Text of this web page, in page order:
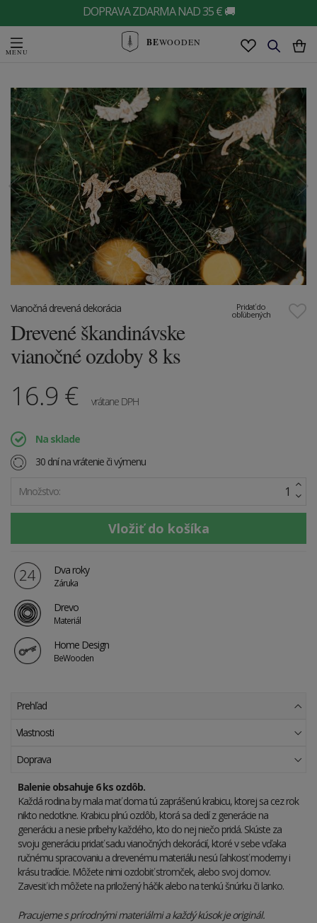
DOPRAVA ZDARMA NAD 35 € 🚚
BEWOODEN
Pridať do
obľúbených
Vianočná drevená dekorácia
Drevené škandinávske
vianočné ozdoby 8 ks
16.9 € vrátane DPH
Na sklade
30 dní na vrátenie či výmenu
Množstvo:
Dva roky
Záruka
Drevo
Materiál
Home Design
BeWooden
Prehľad
Vlastnosti
Doprava
Balenie obsahuje 6 ks ozdôb.
Každá rodina by mala mať doma tú zaprášenú krabicu, ktorej sa cez rok
nikto nedotkne. Krabicu plnú ozdôb, ktorá sa dedí z generácie na
generáciu a nesie príbehy každého, kto do nej niečo pridá. Skúste za
svoju generáciu pridať sadu vianočných dekorácií, ktoré v sebe vďaka
ručnému spracovaniu a drevenému materiálu nesú ľahkosť moderny i
krásu tradície. Môžete nimi ozdobiť stromček, alebo svoj domov.
Zavesiť ich môžete na priložený háčik alebo na tenkú šnúrku či lanko.
Pracujeme s prírodnými materiálmi a každý kúsok je originál.